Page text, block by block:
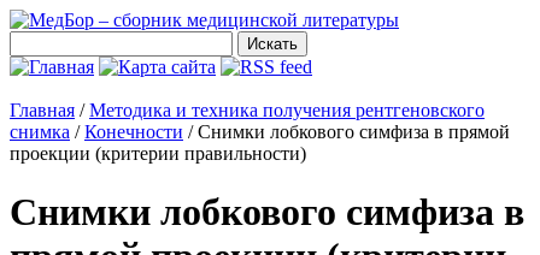
Главная /Методика и техника получения рентгеновского
снимка /Конечности /Снимки лобкового симфиза в прямой
проекции (критерии правильности)
Снимки лобкового симфиза в